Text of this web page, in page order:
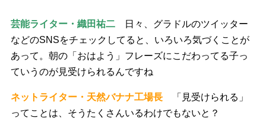
芸能ライター・織田祐二 日々、グラドルのツイッター
などのSNSをチェックしてると、いろいろ気づくことが
あって。朝の「おはよう」フレーズにこだわってる子っ
ていうのが見受けられるんですね
ネットライター・天然バナナ工場長 「見受けられる」
ってことは、そうたくさんいるわけでもないと？